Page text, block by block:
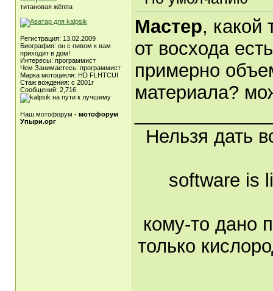
титановая жёппа
Регистрация: 13.02.2009
Биография: он с пивом к вам
приходит в дом!
Интересы: программист
Чем Занимаетесь: программист
Марка мотоцикля: HD FLHTCUI
Стаж вождения: с 2001г
Сообщений: 2,716
Наш мотофорум - мотофорум
Упыри.орг
Мастер, какой
от восхода
примерно
материала?
Нельзя дать
software is
кому-то дано
только